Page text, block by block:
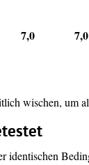
7,0 7,0
wischen, um
identischen